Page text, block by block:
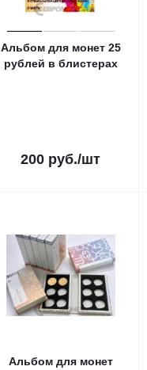
Альбом для монет 25
рублей в блистерах
200 руб./шт
Альбом для монет